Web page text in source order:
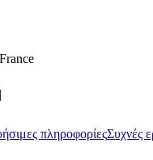
πληροφορίεςΣυχνές